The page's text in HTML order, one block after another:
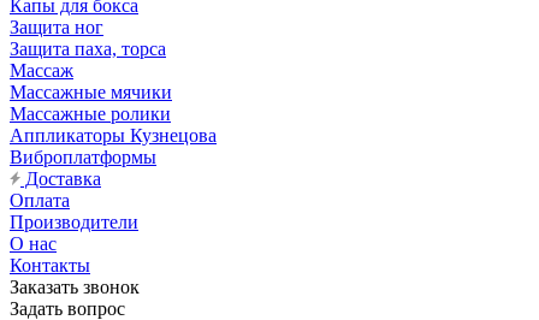
Капы для бокса
Защита ног
Защита паха, торса
Массаж
Массажные мячики
Массажные ролики
Аппликаторы Кузнецова
Виброплатформы
Доставка
Оплата
Производители
О нас
Контакты
Заказать звонок
Задать вопрос